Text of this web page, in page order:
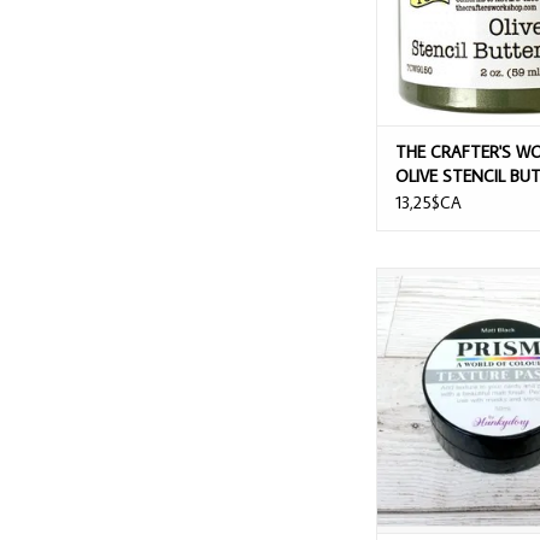
THE CRAFTER'S
OLIVE STENCIL
13,25$CA
HUNKYDORY MATT
TEXTURE
AJOUTER AU